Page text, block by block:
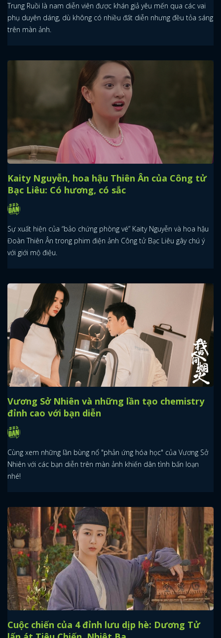
Trung Ruồi là nam diễn viên được khán giả yêu mến qua các vai
phụ duyên dáng, dù không có nhiều đất diễn nhưng đều tỏa sáng
trên màn ảnh.
Kaity Nguyễn, hoa hậu Thiên Ân của Công tử
Bạc Liêu: Có hương, có sắc
Sự xuất hiện của “bảo chứng phòng vé” Kaity Nguyễn và hoa hậu
Đoàn Thiên Ân trong phim điện ảnh Công tử Bạc Liêu gây chú ý
với giới mộ điệu.
Vương Sở Nhiên và những lần tạo chemistry
đỉnh cao với bạn diễn
Cùng xem những lần bùng nổ "phản ứng hóa học" của Vương Sở
Nhiên với các bạn diễn trên màn ảnh khiến dân tình bấn loạn
nhé!
Cuộc chiến của 4 đỉnh lưu dịp hè: Dương Tử